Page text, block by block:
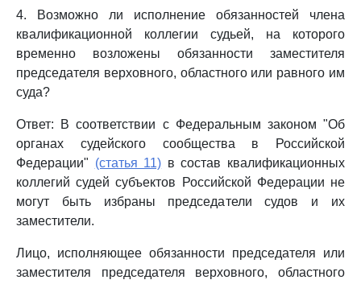
4. Возможно ли исполнение обязанностей члена
квалификационной коллегии судьей, на которого
временно возложены обязанности заместителя
председателя верховного, областного или равного им
суда?
Ответ: В соответствии с Федеральным законом "Об
органах судейского сообщества в Российской
Федерации" (статья 11) в состав квалификационных
коллегий судей субъектов Российской Федерации не
могут быть избраны председатели судов и их
заместители.
Лицо, исполняющее обязанности председателя или
заместителя председателя верховного, областного